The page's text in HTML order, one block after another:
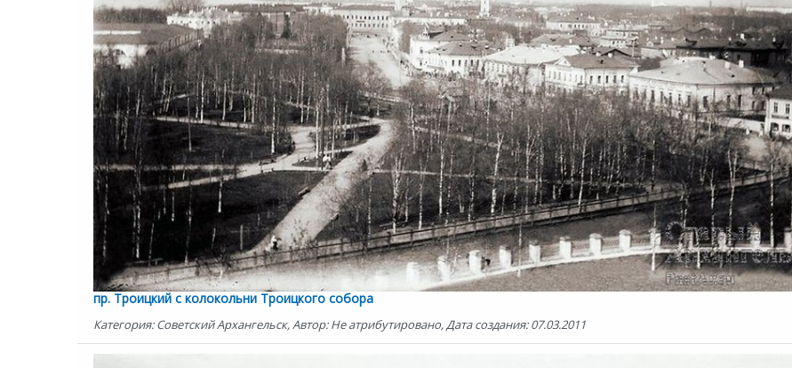
пр. Троицкий с колокольни Троицкого собора
Категория: Советский Архангельск, Автор: Не атрибутировано, Дата создания: 07.03.2011